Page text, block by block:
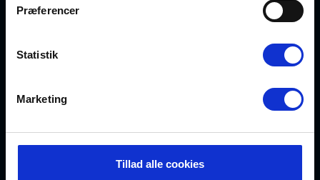
Præferencer
Statistik
Marketing
Tillad alle cookies
76 52 43 11
Se vores Instagram
Søg sommerhuse i